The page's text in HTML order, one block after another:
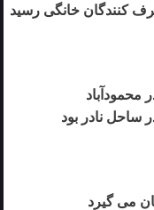
كنندگان خانگی رسيد
محمودآباد
ساحل نادر بود
می گیرد